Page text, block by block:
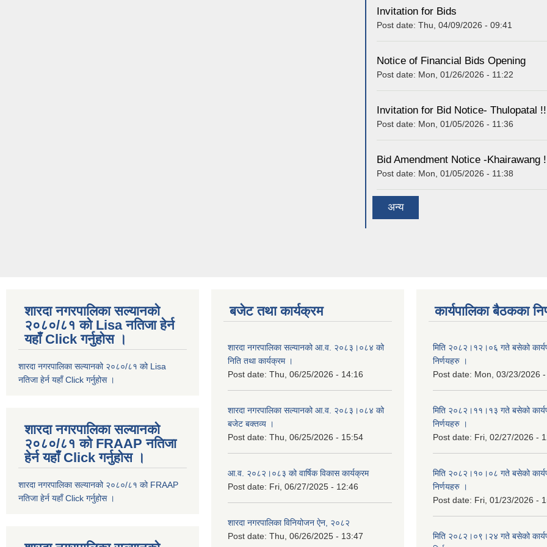
Invitation for Bids
Post date: Thu, 04/09/2026 - 09:41
Notice of Financial Bids Opening
Post date: Mon, 01/26/2026 - 11:22
Invitation for Bid Notice- Thulopatal
Post date: Mon, 01/05/2026 - 11:36
Bid Amendment Notice -Khairawang
Post date: Mon, 01/05/2026 - 11:38
अन्य
शारदा नगरपालिका सल्यानको
२०८०/८१ को Lisa नतिजा हेर्न
यहाँ Click गर्नुहोस ।
शारदा नगरपालिका सल्यानको २०८०/८१ को Lisa
नतिजा हेर्न यहाँ Click गर्नुहोस ।
शारदा नगरपालिका सल्यानको
२०८०/८१ को FRAAP नतिजा
हेर्न यहाँ Click गर्नुहोस ।
शारदा नगरपालिका सल्यानको २०८०/८१ को FRAAP
नतिजा हेर्न यहाँ Click गर्नुहोस ।
बजेट तथा कार्यक्रम
शारदा नगरपालिका सल्यानको आ.व. २०८३।०८४ को
निति तथा कार्यक्रम ।
Post date: Thu, 06/25/2026 - 14:16
शारदा नगरपालिका सल्यानको आ.व. २०८३।०८४ को
बजेट बक्तव्य ।
Post date: Thu, 06/25/2026 - 15:54
आ.व. २०८२।०८३ को वार्षिक विकास कार्यक्रम
Post date: Fri, 06/27/2025 - 12:46
शारदा नगरपालिका विनियोजन ऐन, २०८२
Post date: Thu, 06/26/2025 - 13:47
कार्यपालिका बैठकका
मिति २०८२।१२।०६ गते बसेको
निर्णयहरु ।
Post date: Mon, 03/23/2026
मिति २०८२।११।१३ गते बसेको
निर्णयहरु ।
Post date: Fri, 02/27/2026 -
मिति २०८२।१०।०८ गते बसेको
निर्णयहरु ।
Post date: Fri, 01/23/2026 -
मिति २०८२।०९।२४ गते बसेको